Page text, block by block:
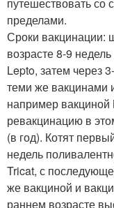
пределами.
Сроки вакцинации:
возрасте 8-9
Lepto, затем через
теми же вакцинами
например
ревакцинацию в
(в год). Котят
недель
Tricat, с
же вакциной и
раннем возрасте